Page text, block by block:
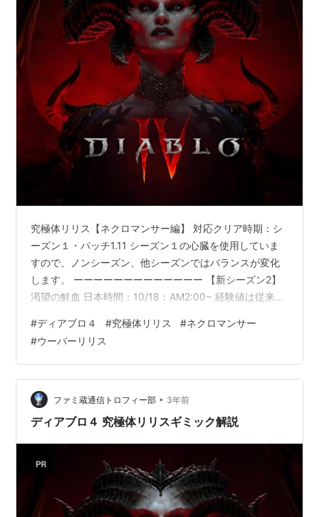
究極体リリス【ネクロマンサー編】 対応クリア時期：シ
ーズン１・パッチ1.11 シーズン１の心臓を使用していま
すので、ノンシーズン、他シーズンではバランスが変化
します。 ーーーーーーーーーーーーー 【新シーズン2】
渇望の鮮血 日本時間：10/18：AM2:00~ 経験値は従来の
ス5体追加＝ユニークマラソン？ 宝石の所持管理が便利
に 前回キャラのパラゴンレベル・スキルポイント・ポー
ションのチャージ・オポール容量が引き継がれるように
脆弱・オーバーパワー・クリダメ・耐性の仕様変更。こ
の辺はやってみないとですね ーーーーーーーーーーーー
ー クラ…
#ディアブロ４ #究極体リリス #ネクロマンサー
#ウーバーリリス
ファミ蔵通信トロフィー部 • 3年前
ディアブロ４ 究極体リリスギミック解説